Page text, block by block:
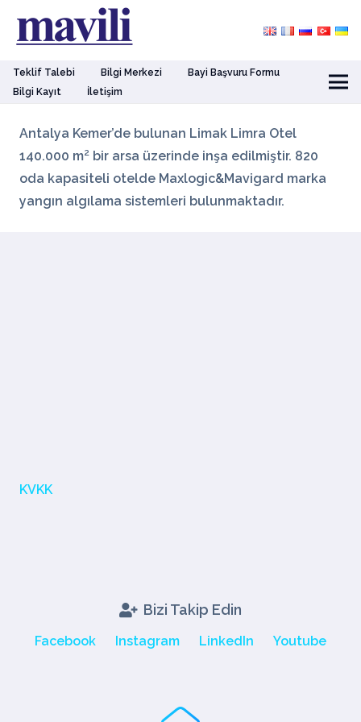
Teklif Talebi Bilgi Merkezi
Bayi Başvuru Formu
Bilgi Kayıt
İletişim
Antalya Kemer’de bulunan Limak Limra Otel
140.000 m² bir arsa üzerinde inşa edilmiştir. 820
oda kapasiteli otelde Maxlogic&Mavigard marka
yangın algılama sistemleri bulunmaktadır.
KVKK
Bizi Takip Edin
Facebook Instagram LinkedIn Youtube